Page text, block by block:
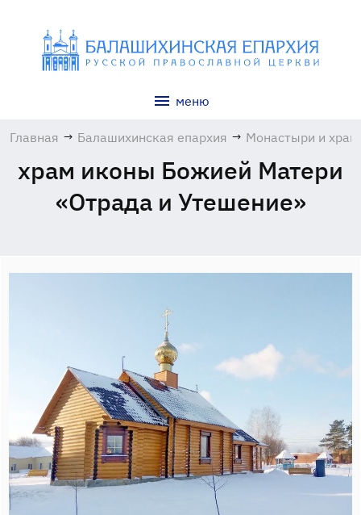
меню
Главная → Балашихинская епархия → Монастыри и
храм иконы Божией Матери
«Отрада и Утешение»